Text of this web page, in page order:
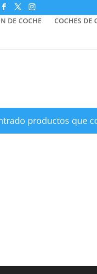
DE COCHE COCHES DE
productos que